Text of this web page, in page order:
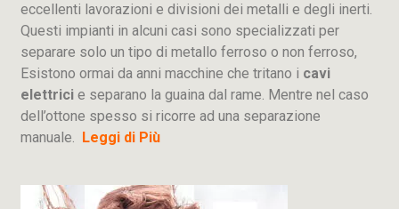
eccellenti lavorazioni e divisioni dei metalli e degli inerti.
Questi impianti in alcuni casi sono specializzati per
separare solo un tipo di metallo ferroso o non ferroso,
Esistono ormai da anni macchine che tritano i cavi
elettrici e separano la guaina dal rame. Mentre nel caso
dell’ottone spesso si ricorre ad una separazione
manuale. Leggi di Più